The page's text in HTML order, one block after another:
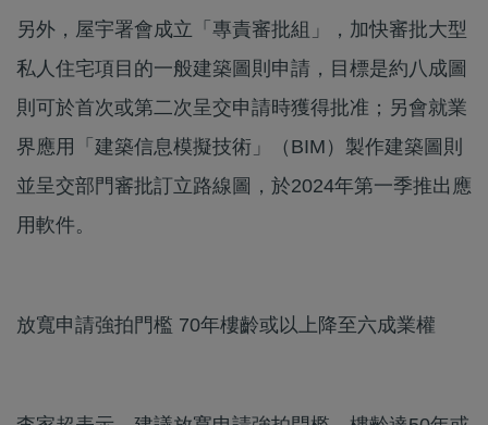
另外，屋宇署會成立「專責審批組」，加快審批大型
私人住宅項目的一般建築圖則申請，目標是約八成圖
則可於首次或第二次呈交申請時獲得批准；另會就業
界應用「建築信息模擬技術」（BIM）製作建築圖則
並呈交部門審批訂立路線圖，於2024年第一季推出應
用軟件。
放寬申請強拍門檻 70年樓齡或以上降至六成業權